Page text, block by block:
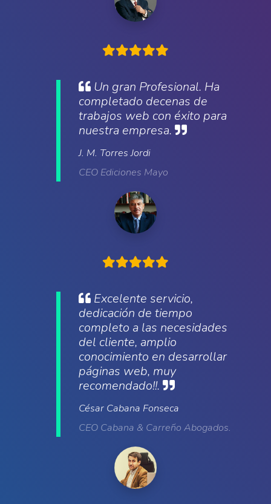
Un gran Profesional. Ha
completado decenas de
trabajos web con éxito para
nuestra empresa.
J. M. Torres Jordi
CEO Ediciones Mayo
Excelente servicio,
dedicación de tiempo
completo a las necesidades
del cliente, amplio
conocimiento en desarrollar
páginas web, muy
recomendado!!.
César Cabana Fonseca
CEO Cabana & Carreño Abogados.